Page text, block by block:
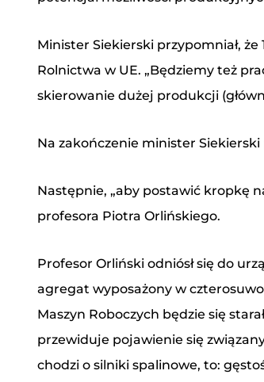
Minister Siekierski przypomniał,
Rolnictwa w UE. „Będziemy też
skierowanie dużej produkcji
Na zakończenie minister
Następnie, „aby postawić kropkę
profesora Piotra Orlińskiego.
Profesor Orliński odniósł się do
agregat wyposażony w
Maszyn Roboczych będzie się
przewiduje pojawienie się
chodzi o silniki spalinowe, to: